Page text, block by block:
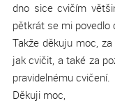
dno sice cvičím
pětkrát se mi povedlo
Takže děkuju moc,
jak cvičit, a také za
pravidelnému cvičení.
Děkuji moc,